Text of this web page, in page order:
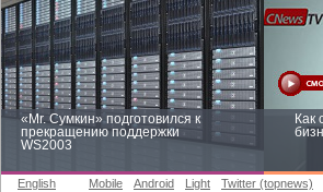
«Mr. Сумкин» подготовился к
прекращению поддержки
WS2003
Как
English Mobile Android Light Twitter (topnews)